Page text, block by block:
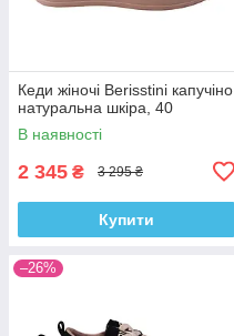
Кеди жіночі Berisstini капучіно
натуральна шкіра, 40
В наявності
2 345 ₴ 3 295 ₴
Купити
–26%